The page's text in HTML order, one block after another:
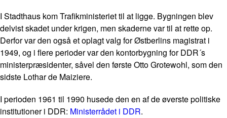
I Stadthaus kom Trafikministeriet til at ligge. Bygningen blev
delvist skadet under krigen, men skaderne var til at rette op.
Derfor var den også et oplagt valg for Østberlins magistrat i
1949, og i flere perioder var den kontorbygning for DDR´s
ministerpræsidenter, såvel den første Otto Grotewohl, som den
sidste Lothar de Maiziere.
I perioden 1961 til 1990 husede den en af de øverste politiske
institutioner i DDR: Ministerrådet i DDR.